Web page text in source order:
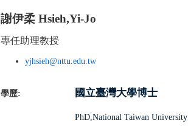
謝伊柔 Hsieh,Yi-Jo
專任助理教授
yjhsieh@nttu.edu.tw
學歷: 國立臺灣大學博士
PhD,National Taiwan University